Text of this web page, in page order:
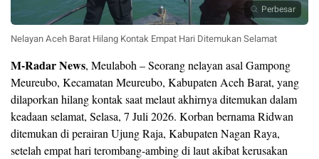
Perbesar
Nelayan Aceh Barat Hilang Kontak Empat Hari Ditemukan Selamat
M-Radar News, Meulaboh – Seorang nelayan asal Gampong
Meureubo, Kecamatan Meureubo, Kabupaten Aceh Barat, yang
dilaporkan hilang kontak saat melaut akhirnya ditemukan dalam
keadaan selamat, Selasa, 7 Juli 2026. Korban bernama Ridwan
ditemukan di perairan Ujung Raja, Kabupaten Nagan Raya,
setelah empat hari terombang-ambing di laut akibat kerusakan